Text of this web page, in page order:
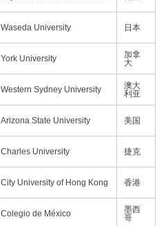
Waseda University 日本
York University
加拿
大
Western Sydney University
澳大
利亚
Arizona State University 美国
Charles University 捷克
City University of Hong Kong 香港
Colegio de México
墨西
哥